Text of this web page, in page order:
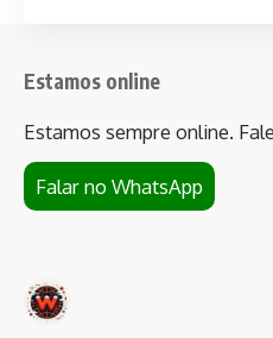
Estamos online
Estamos sempre online.
Falar no WhatsApp